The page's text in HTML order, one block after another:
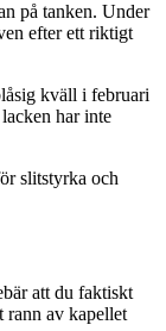
på tanken. Under
efter ett riktigt
kväll i februari
har inte
slitstyrka och
att du faktiskt
rann av kapellet